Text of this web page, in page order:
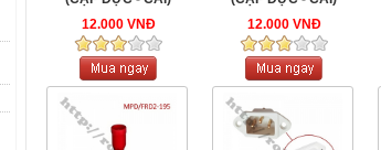
12.000 VNĐ
12.000 VNĐ